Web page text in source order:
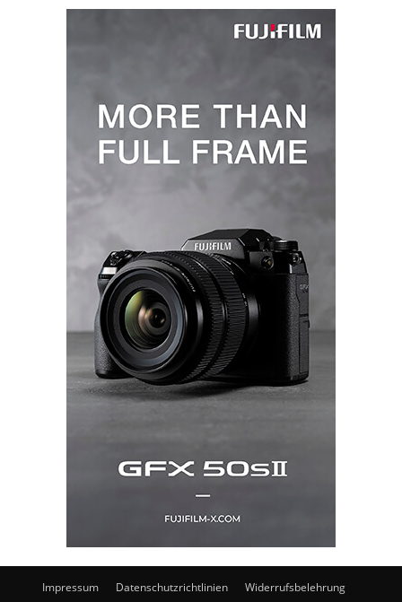
Impressum Datenschutzrichtlinien
Widerrufsbelehrung